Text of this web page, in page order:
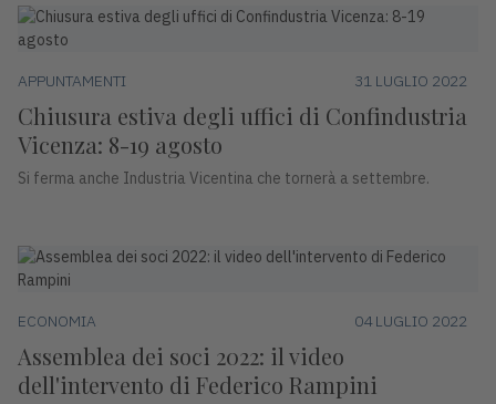
APPUNTAMENTI 31 LUGLIO 2022
Chiusura estiva degli uffici di Confindustria
Vicenza: 8-19 agosto
Si ferma anche Industria Vicentina che tornerà a settembre.
ECONOMIA 04 LUGLIO 2022
Assemblea dei soci 2022: il video
dell'intervento di Federico Rampini